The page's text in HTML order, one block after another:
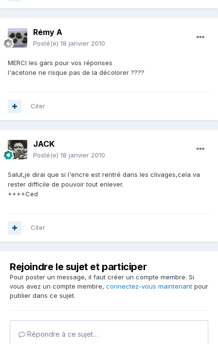
Rémy A
Posté(e) 18 janvier 2010
MERCI les gars pour vos réponses
l'acetone ne risque pas de la décolorer ????
Citer
JACK
Posté(e) 18 janvier 2010
Salut,je dirai que si l'encre est rentré dans les clivages,cela va
rester difficile de pouvoir tout enlever.
++++Ced
Citer
Rejoindre le sujet et participer
Pour poster un message, il faut créer un compte membre. Si
vous avez un compte membre, connectez-vous maintenant pour
publier dans ce sujet.
Répondre à ce sujet…